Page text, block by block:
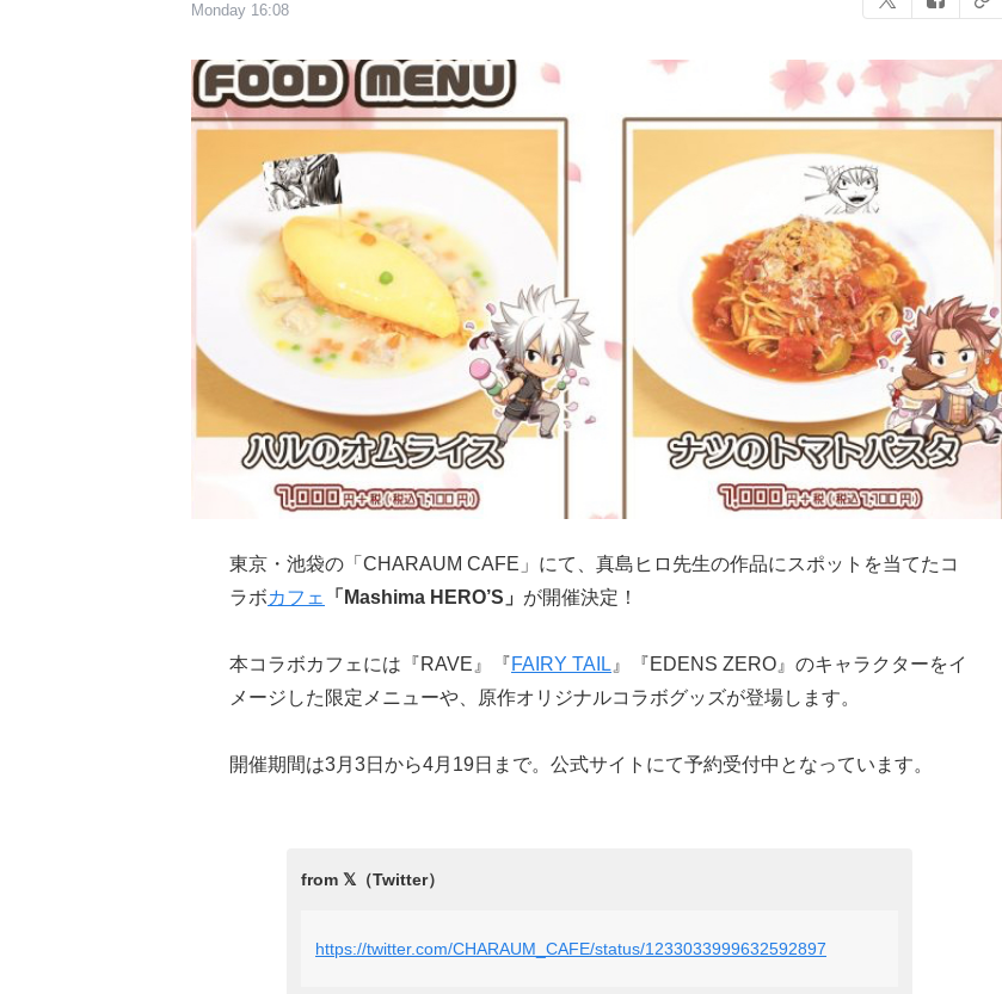
Monday 16:08
東京・池袋の「CHARAUM CAFE」にて、真島ヒロ先生の作品にスポットを当てたコ
ラボカフェ 「Mashima HERO’S」 が開催決定！
本コラボカフェには『RAVE』『FAIRY TAIL 』『EDENS ZERO』のキャラクターをイ
メージした限定メニューや、原作オリジナルコラボグッズが登場します。
開催期間は3月3日から4月19日まで。公式サイトにて予約受付中となっています。
https://twitter.com/CHARAUM_CAFE/status/1233033999632592897